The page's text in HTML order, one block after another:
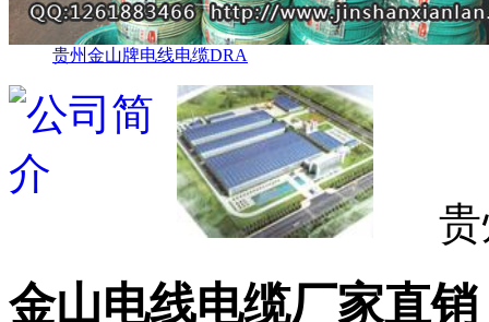
贵州金山牌电线电缆DRA
贵
金山电线电缆厂家直销